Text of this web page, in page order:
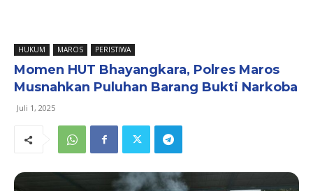
HUKUM MAROS PERISTIWA
Momen HUT Bhayangkara, Polres Maros
Musnahkan Puluhan Barang Bukti Narkoba
Juli 1, 2025